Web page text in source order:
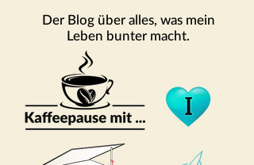
Der Blog über alles, was mein
Leben bunter macht.